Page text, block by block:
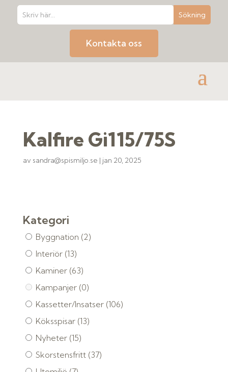
Kontakta oss
Kalfire Gi115/75S
av sandra@spismiljo.se | jan 20, 2025
Kategori
Byggnation (2)
Interiör (13)
Kaminer (63)
Kampanjer (0)
Kassetter/Insatser (106)
Köksspisar (13)
Nyheter (15)
Skorstensfritt (37)